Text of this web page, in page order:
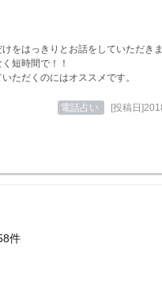
をはっきりとお話をしていただきま
短時間で！！
ただくのにはオススメです。
電話占い [投稿日
件